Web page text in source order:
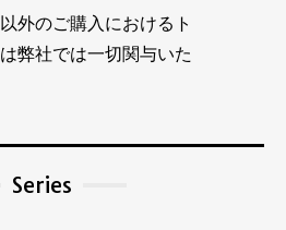
外のご購入におけるト
弊社では一切関与いた
Series